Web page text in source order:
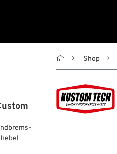
 Shop